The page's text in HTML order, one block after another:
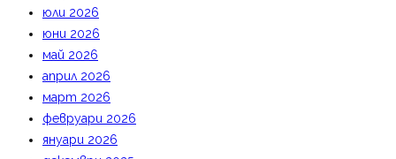
юли 2026
юни 2026
май 2026
април 2026
март 2026
февруари 2026
януари 2026